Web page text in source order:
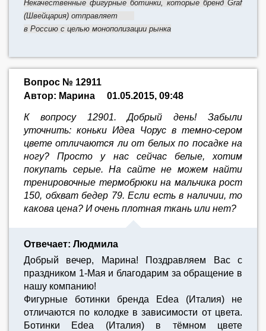
Некачественные фигурные ботинки, которые бренд Graf
(Швейцария) отправляет
в Россию с целью монополизации рынка
Вопрос № 12911
Автор: Марина
01.05.2015, 09:48
К вопросу 12901. Добрый день! Забыли
уточнить: коньки Идеа Чорус в темно-сером
цвете отличаются ли от белых по посадке на
ногу? Просто у нас сейчас белые, хотим
покупать серые. На сайте не можем найти
тренировочные термобрюки на мальчика рост
150, обхват бедер 79. Если есть в наличии, то
какова цена? И очень плотная ткань или нет?
Отвечает: Людмила
Добрый вечер, Марина! Поздравляем Вас с
праздником 1-Мая и благодарим за обращение в
нашу компанию!
Фигурные ботинки бренда Edea (Италия) не
отличаются по колодке в зависимости от цвета.
Ботинки Edea (Италия) в тёмном цвете